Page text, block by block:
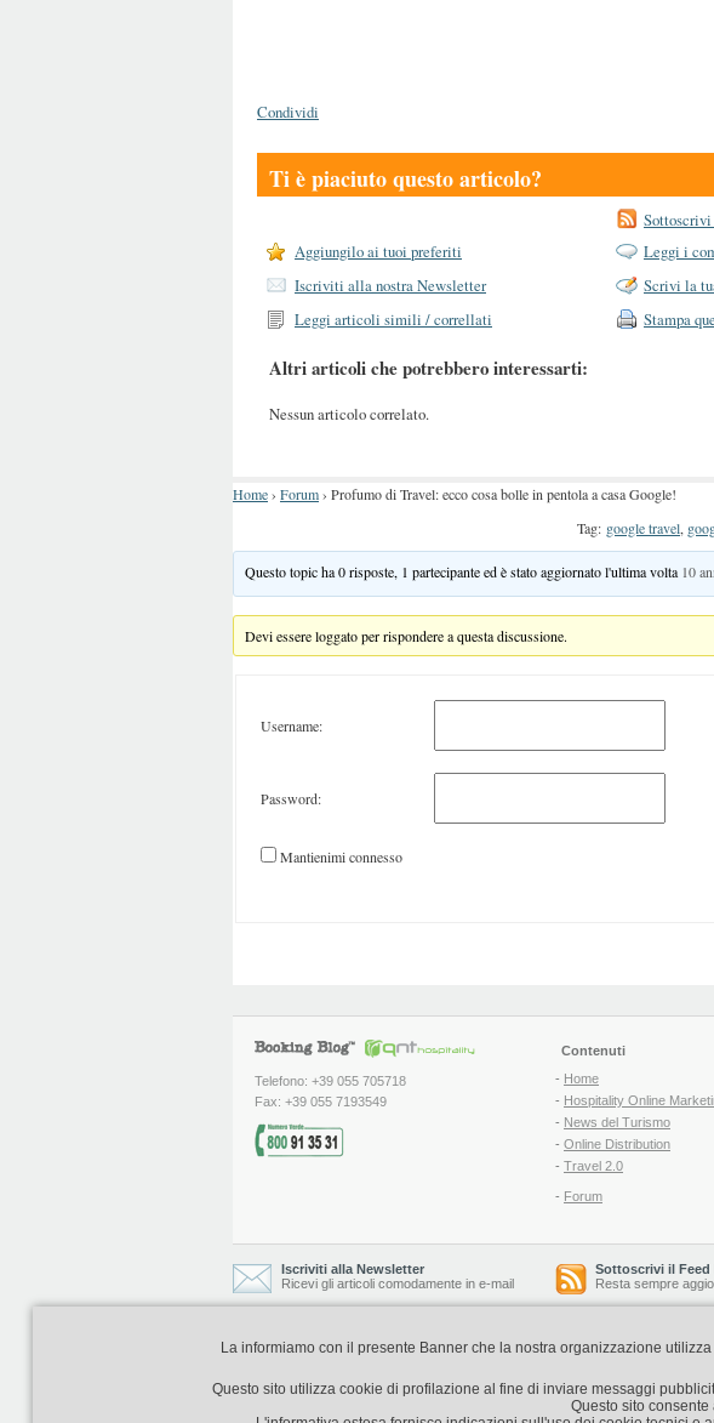
Condividi
Ti è piaciuto questo articolo?
Aggiungilo ai tuoi preferiti
Leggi i
Iscriviti alla nostra Newsletter
Scrivi la
Leggi articoli simili / correllati
Stampa
Altri articoli che potrebbero interessarti:
Nessun articolo correlato.
Home› Forum› Profumo di Travel: ecco cosa bolle in pentola a casa Google!
Tag: google travel,
Questo topic ha 0 risposte, 1 partecipante ed è stato aggiornato l'ultima volta 10
Devi essere loggato per rispondere a questa discussione.
Username:
Password:
Mantienimi connesso
Telefono: +39 055 705718
Fax: +39 055 7193549
Contenuti
- Home
- Hospitality Online
- News del Turismo
- Online Distribution
- Travel 2.0
- Forum
Iscriviti alla Newsletter
Ricevi gli articoli comodamente in e-mail
Sottoscrivi il Feed
Resta sempre
Booking Blog è realizzato e curato da
La informiamo con il presente Banner che la nostra organizzazione
Questo sito utilizza cookie di profilazione al fine di inviare messaggi
Questo sito